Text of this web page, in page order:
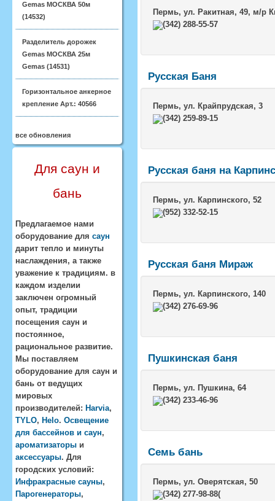
Gemas МОСКВА 50м
(14532)
Разделитель дорожек
Gemas МОСКВА 25м
Gemas (14531)
Горизонтальное анкерное
крепление Арт.: 40566
все обновления
Для саун и
бань
Предлагаемое нами
оборудование для саун
дарит тепло и минуты
наслаждения, а также
уважение к традициям. в
каждом изделии
заключен огромный
опыт, традиции
посещения саун и
постоянное,
рациональное развитие.
Мы поставляем
оборудование для саун и
бань от ведущих
мировых
производителей: Harvia,
TYLO, Helo. Освещение
для бассейнов и саун,
ароматизаторы и
аксессуары. Для
городских условий:
Инфракрасные сауны,
Парогенераторы,
Пермь, ул. Ракитная, 49, м/р
(342) 288-55-57
Русская Баня
Пермь, ул. Крайпрудская, 3
(342) 259-89-15
Русская баня на
Пермь, ул. Карпинского, 52
(952) 332-52-15
Русская баня Мираж
Пермь, ул. Карпинского, 140
(342) 276-69-96
Пушкинская баня
Пермь, ул. Пушкина, 64
(342) 233-46-96
Семь бань
Пермь, ул. Оверятская, 50
(342) 277-98-88(